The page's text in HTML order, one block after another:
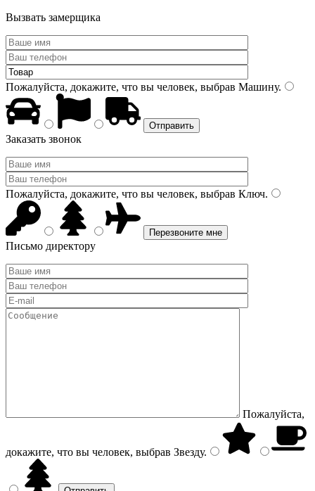
Вызвать замерщика
Пожалуйста, докажите, что вы человек, выбрав Машину.
Заказать звонок
Пожалуйста, докажите, что вы человек, выбрав Ключ.
Письмо директору
Пожалуйста,
докажите, что вы человек, выбрав Звезду.